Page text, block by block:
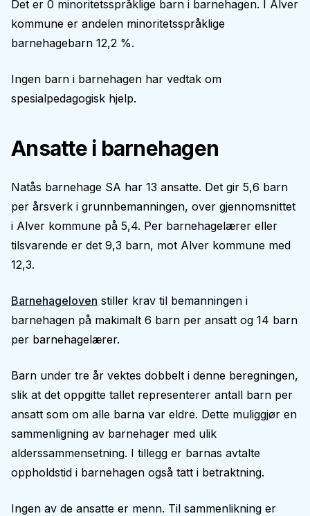
Det er 0 minoritetsspråklige barn i barnehagen. I Alver
kommune er andelen minoritetsspråklige
barnehagebarn 12,2 %.
Ingen barn i barnehagen har vedtak om
spesialpedagogisk hjelp.
Ansatte i barnehagen
Natås barnehage SA har 13 ansatte. Det gir 5,6 barn
per årsverk i grunnbemanningen, over gjennomsnittet
i Alver kommune på 5,4. Per barnehagelærer eller
tilsvarende er det 9,3 barn, mot Alver kommune med
12,3.
Barnehageloven stiller krav til bemanningen i
barnehagen på makimalt 6 barn per ansatt og 14 barn
per barnehagelærer.
Barn under tre år vektes dobbelt i denne beregningen,
slik at det oppgitte tallet representerer antall barn per
ansatt som om alle barna var eldre. Dette muliggjør en
sammenligning av barnehager med ulik
alderssammensetning. I tillegg er barnas avtalte
oppholdstid i barnehagen også tatt i betraktning.
Ingen av de ansatte er menn. Til sammenlikning er